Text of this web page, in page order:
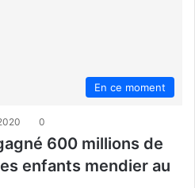
En ce moment
0
600 millions de
enfants mendier au